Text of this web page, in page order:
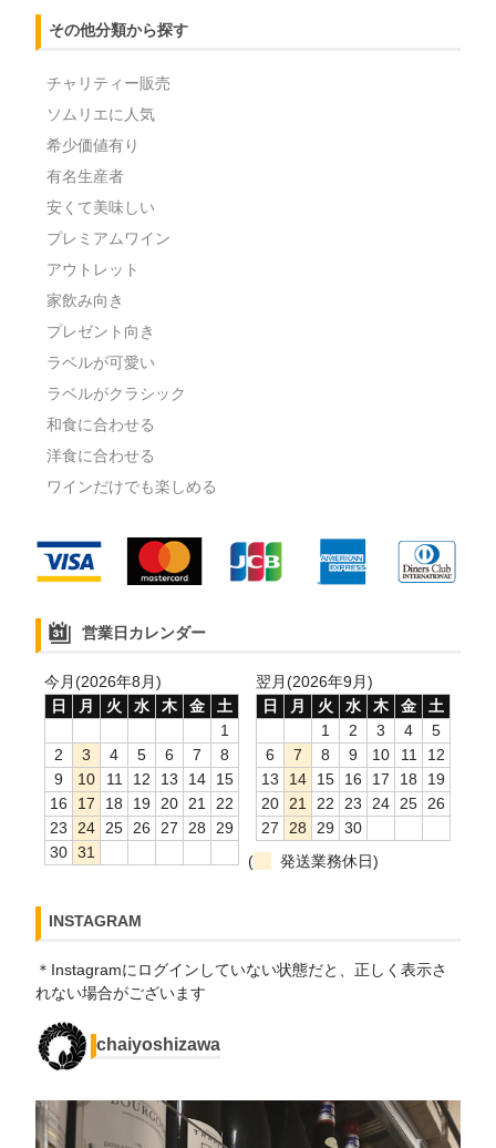
その他分類から探す
チャリティー販売
ソムリエに人気
希少価値有り
有名生産者
安くて美味しい
プレミアムワイン
アウトレット
家飲み向き
プレゼント向き
ラベルが可愛い
ラベルがクラシック
和食に合わせる
洋食に合わせる
ワインだけでも楽しめる
営業日カレンダー
今月(2026年8月)
日
月 火 水 木 金
土
1
2
3 4 5 6 7
8
9
10 11 12 13 14
15
16
17 18 19 20 21
22
23
24 25 26 27 28
29
30 31
翌月(2026年9月)
日
月 火 水 木 金
土
1
2 3 4
5
6
7 8 9 10 11
12
13
14 15 16 17 18
19
20
21 22 23 24 25
26
27
28 29
30
(
発送業務休日)
INSTAGRAM
＊Instagramにログインしていない状態だと、正しく表示さ
れない場合がございます
chaiyoshizawa